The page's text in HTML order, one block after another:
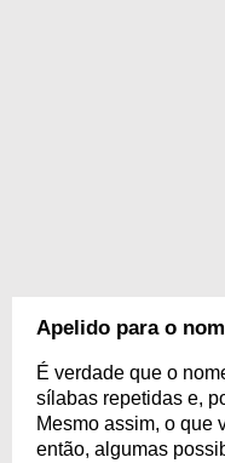
Apelido para o
É verdade que o
sílabas repetidas e,
Mesmo assim, o que
então, algumas